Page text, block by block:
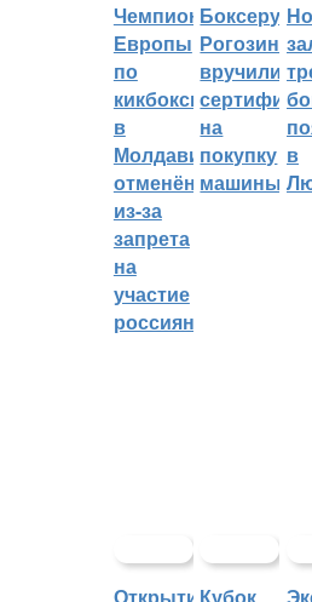
Чемпионат
Европы
по
кикбоксингу
в
Молдавии
отменён
из-за
запрета
на
участие
россиян
Боксеру
Рогозину
вручили
на
покупку
машины
в